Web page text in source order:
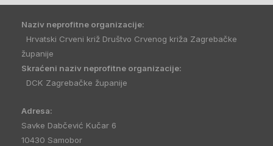
Naziv neprofitne organizacije:
Hrvatski Crveni križ Društvo Crvenog križa Zagrebačke
županije
Skraćeni naziv neprofitne organizacije:
DCK Zagrebačke županije
Adresa:
Savke Dabčević Kučar 6
10430 Samobor